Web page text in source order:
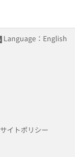
Language：English
サイトポリシー